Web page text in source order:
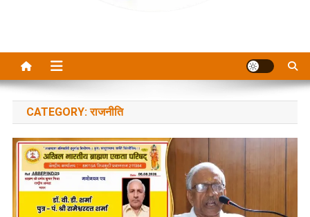
CATEGORY:राजनीति